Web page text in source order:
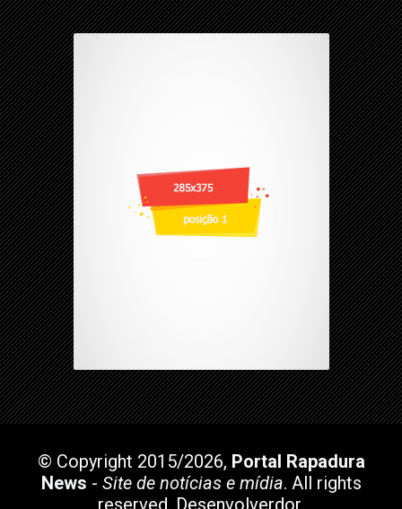
© Copyright 2015/2026, Portal Rapadura
News - Site de notícias e mídia. All rights
reserved. Desenvolverdor